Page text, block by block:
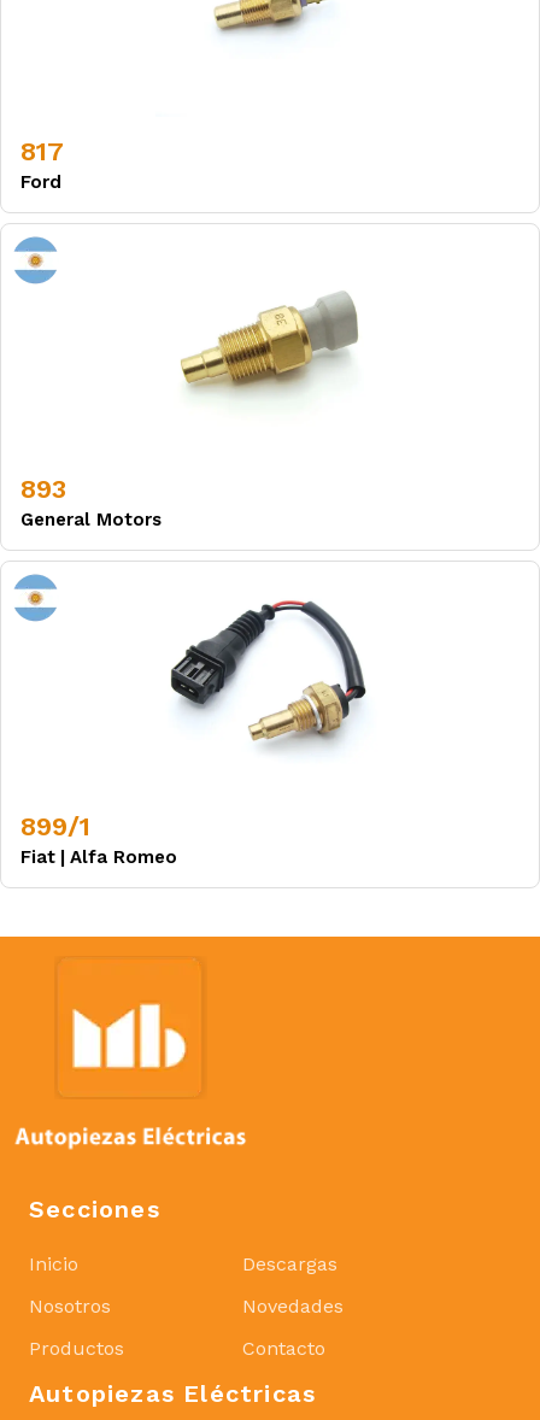
817
Ford
893
General Motors
899/1
Fiat | Alfa Romeo
Secciones
Inicio
Nosotros
Productos
Descargas
Novedades
Contacto
Autopiezas Eléctricas